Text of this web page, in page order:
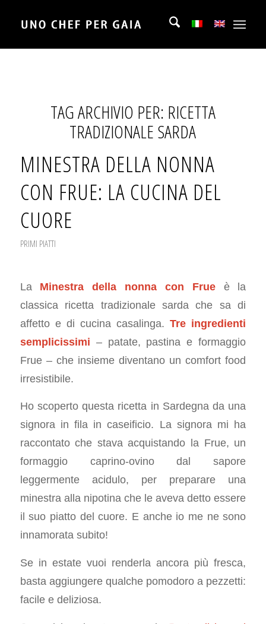
TAG ARCHIVIO PER: RICETTA
TRADIZIONALE SARDA
MINESTRA DELLA NONNA
CON FRUE: LA CUCINA DEL
CUORE
PRIMI PIATTI
La Minestra della nonna con Frueè la
classica ricetta tradizionale sarda che sa di
affetto e di cucina casalinga.Tre ingredienti
semplicissimi – patate, pastina e formaggio
Frue – che insieme diventano un comfort food
irresistibile.
Ho scoperto questa ricetta in Sardegna da una
signora in fila in caseificio. La signora mi ha
raccontato che stava acquistando la Frue, un
formaggio caprino-ovino dal sapore
leggermente acidulo, per preparare una
minestra alla nipotina che le aveva detto essere
il suo piatto del cuore. E anche io me ne sono
innamorata subito!
Se in estate vuoi renderla ancora più fresca,
basta aggiungere qualche pomodoro a pezzetti:
facile e deliziosa.